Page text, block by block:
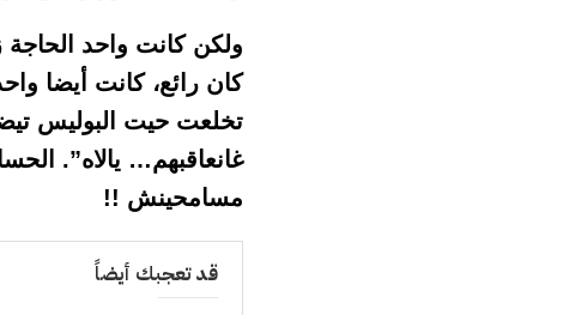
ولكن كانت واحد الحاجة
كان رائع، كانت أيضا
تخلعت حيت البوليس
غانعاقبهم… يالاه”.
مسامحينش !!
قد تعجبك أيضاً